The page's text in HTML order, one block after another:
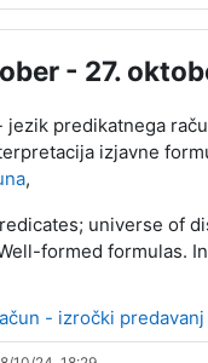
- 27.
jezik predikatnega
izjavne
,
universe of
formed formulas.
- izročki predavanj